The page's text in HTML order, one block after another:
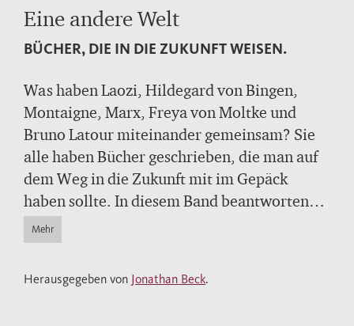
Eine andere Welt
BÜCHER, DIE IN DIE ZUKUNFT WEISEN.
Was haben Laozi, Hildegard von Bingen,
Montaigne, Marx, Freya von Moltke und
Bruno Latour miteinander gemeinsam? Sie
alle haben Bücher geschrieben, die man auf
dem Weg in die Zukunft mit im Gepäck
haben sollte. In diesem Band beantworten
über hundert Autorinnen und Autoren die
Frage, welches Buch in besonderer Weise in
kurzweilig präsentieren. So entsteht eine
Mehr
Herausgegeben von Jonathan Beck.